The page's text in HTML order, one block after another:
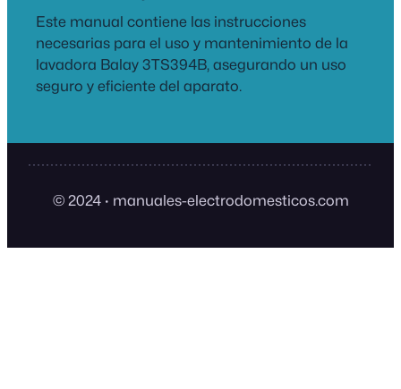
Este manual contiene las instrucciones
necesarias para el uso y mantenimiento de la
lavadora Balay 3TS394B, asegurando un uso
seguro y eficiente del aparato.
© 2024 · manuales-electrodomesticos.com